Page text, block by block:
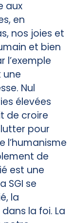
aux
en
nos joies et
et bien
l’exemple
une
Nul
élevées
de croire
pour
l’humanisme
de
est une
SGI se
la
la foi. La